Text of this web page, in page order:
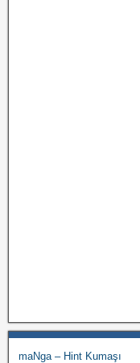
maNga – Hint Kumaşı